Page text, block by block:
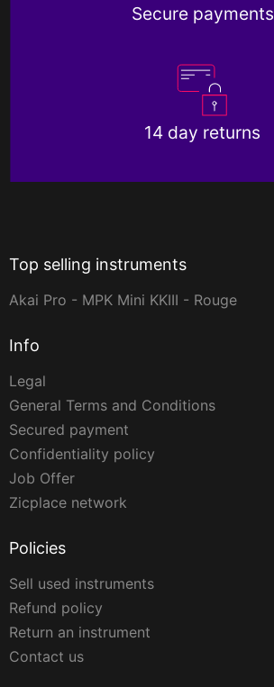
Secure payments
14 day returns
Top selling instruments
Akai Pro - MPK Mini KKIII - Rouge
Info
Legal
General Terms and Conditions
Secured payment
Confidentiality policy
Job Offer
Zicplace network
Policies
Sell used instruments
Refund policy
Return an instrument
Contact us